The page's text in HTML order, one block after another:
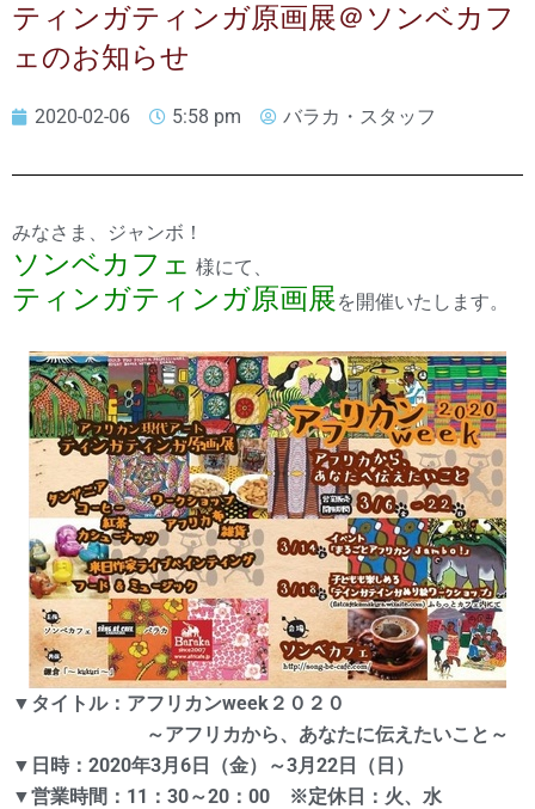
ティンガティンガ原画展＠ソンベカフ
ェのお知らせ
2020-02-06 5:58 pm バラカ・スタッフ
みなさま、ジャンボ！
ソンベカフェ 様にて、
ティンガティンガ原画展 を開催いたします。
▼タイトル：アフリカンweek２０２０
～アフリカから、あなたに伝えたいこと～
▼日時：2020年3月6日（金）～3月22日（日）
▼営業時間：11：30～20：00 ※定休日：火、水